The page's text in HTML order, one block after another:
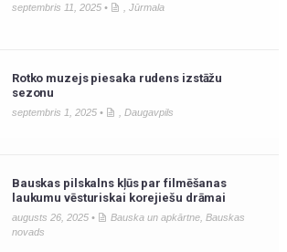
septembris 11, 2025 • Jūrmala
Rotko muzejs piesaka rudens izstāžu
sezonu
septembris 1, 2025 • Daugavpils
Bauskas pilskalns kļūs par filmēšanas
laukumu vēsturiskai korejiešu drāmai
augusts 26, 2025 • Bauska un apkārtne, Bauskas
novads